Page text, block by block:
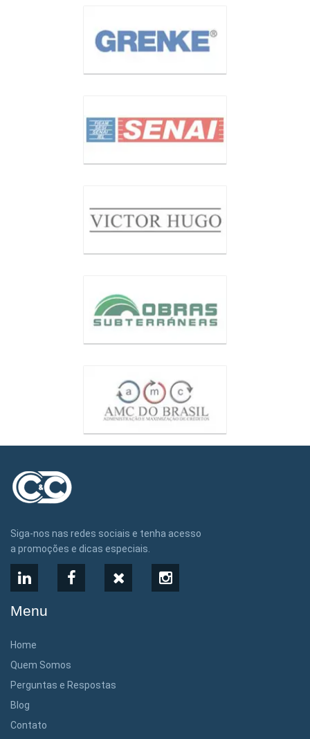
Siga-nos nas redes sociais e tenha acesso
a promoções e dicas especiais.
LinkedInFacebook Instagram
Menu
Home
Quem Somos
Perguntas e Respostas
Blog
Contato